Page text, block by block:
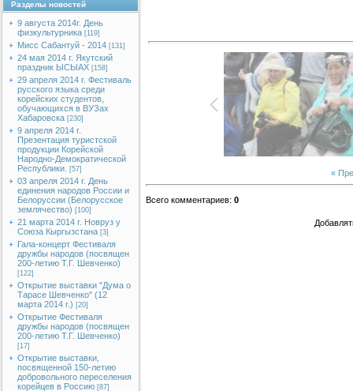
Разделы новостей
9 августа 2014г. День
физкультурника [119]
Мисс Сабантуй - 2014 [131]
24 мая 2014 г. Якутский
праздник ЫСЫАХ [158]
29 апреля 2014 г. Фестиваль
русского языка среди
корейских студентов,
обучающихся в ВУЗах
Хабаровска [230]
9 апреля 2014 г.
Презентация туристской
продукции Корейской
Народно-Демократической
Республики.
[57]
03 апреля 2014 г. День
единения народов России и
Белоруссии (Белорусское
землячество) [100]
21 марта 2014 г. Новруз у
Союза Кыргызстана [3]
Гала-концерт Фестиваля
дружбы народов (посвящен
200-летию Т.Г. Шевченко)
[122]
Открытие выставки "Дума о
Тарасе Шевченко" (12
марта 2014 г.) [20]
Открытие Фестиваля
дружбы народов (посвящен
200-летию Т.Г. Шевченко)
[17]
Открытие выставки,
посвященной 150-летию
добровольного переселения
корейцев в Россию [87]
«
Всего комментариев: 0